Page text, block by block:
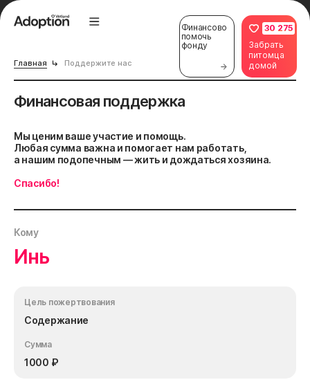
Финансово
помочь
фонду
30 275
Забрать
питомца
домой
Главная Поддержите нас
Финансовая поддержка
Мы ценим ваше участие и помощь.
Любая сумма важна и помогает нам работать,
а нашим подопечным — жить и дождаться хозяина.
Спасибо!
Кому
Инь
Цель пожертвования
Содержание
Сумма
1000 ₽